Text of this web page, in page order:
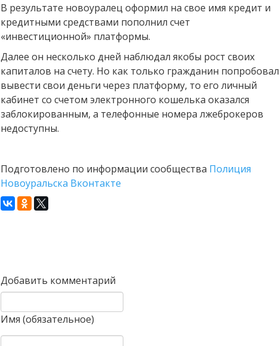
В результате новоуралец оформил на свое имя кредит и
кредитными средствами пополнил счет
«инвестиционной» платформы.
Далее он несколько дней наблюдал якобы рост своих
капиталов на счету. Но как только гражданин попробовал
вывести свои деньги через платформу, то его личный
кабинет со счетом электронного кошелька оказался
заблокированным, а телефонные номера лжеброкеров
недоступны.
Подготовлено по информации сообщества Полиция
Новоуральска Вконтакте
Добавить комментарий
Имя (обязательное)